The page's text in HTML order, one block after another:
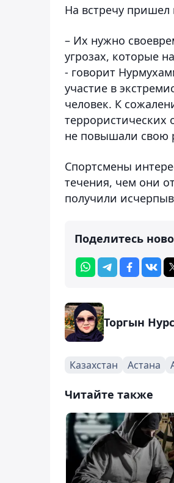
На встречу пришел
– Их нужно
угрозах, которые
- говорит
участие в
человек. К
террористических
не повышали свою
Спортсмены
течения, чем они
получили
Поделитесь
Торгын
Казахстан Астана
Читайте также